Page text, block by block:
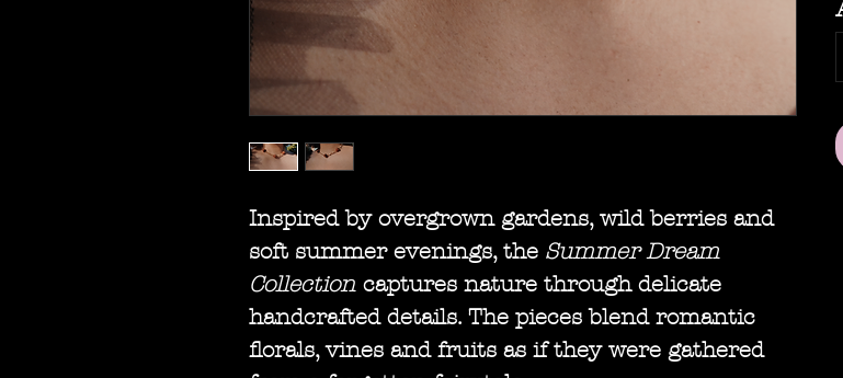
Inspired by overgrown gardens, wild berries and
soft summer evenings, the Summer Dream
Collection captures nature through delicate
handcrafted details. The pieces blend romantic
florals, vines and fruits as if they were gathered